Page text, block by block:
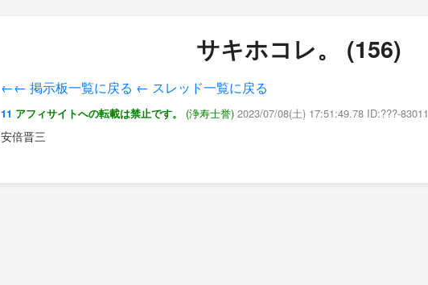
サキホコレ。 (156)
←← 掲示板一覧に戻る ← スレッド一覧に戻る
11 アフィサイトへの転載は禁止です。 (浄寿士誉) 2023/07/08(土) 17:51:49.78 ID:???-83011
安倍晋三